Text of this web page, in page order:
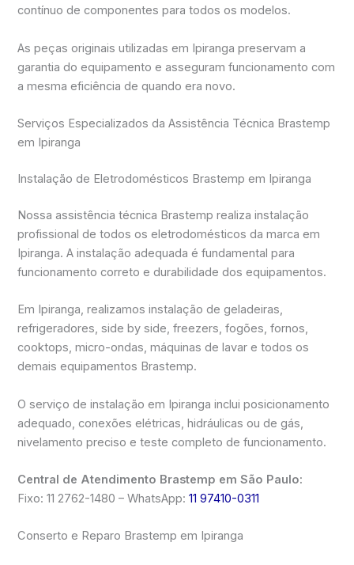
contínuo de componentes para todos os modelos.
As peças originais utilizadas em Ipiranga preservam a
garantia do equipamento e asseguram funcionamento com
a mesma eficiência de quando era novo.
Serviços Especializados da Assistência Técnica Brastemp
em Ipiranga
Instalação de Eletrodomésticos Brastemp em Ipiranga
Nossa assistência técnica Brastemp realiza instalação
profissional de todos os eletrodomésticos da marca em
Ipiranga. A instalação adequada é fundamental para
funcionamento correto e durabilidade dos equipamentos.
Em Ipiranga, realizamos instalação de geladeiras,
refrigeradores, side by side, freezers, fogões, fornos,
cooktops, micro-ondas, máquinas de lavar e todos os
demais equipamentos Brastemp.
O serviço de instalação em Ipiranga inclui posicionamento
adequado, conexões elétricas, hidráulicas ou de gás,
nivelamento preciso e teste completo de funcionamento.
Central de Atendimento Brastemp em São Paulo:
Fixo: 11 2762-1480 – WhatsApp:11 97410-0311
Conserto e Reparo Brastemp em Ipiranga